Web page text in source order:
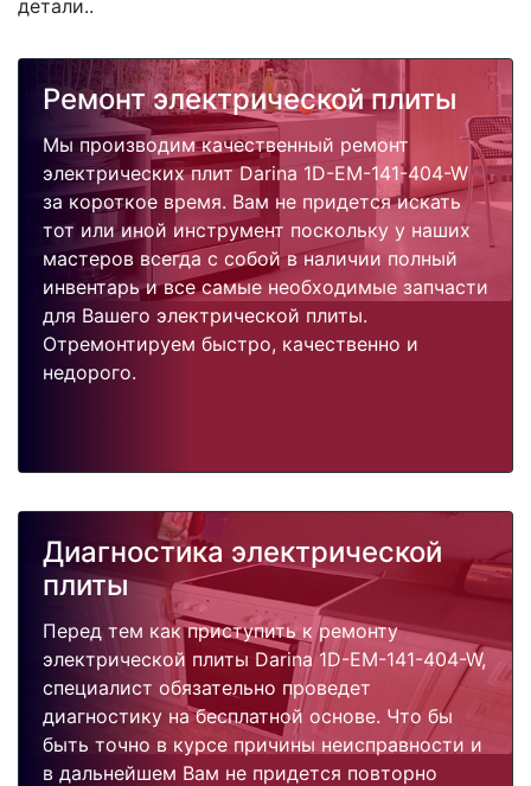
детали..
Ремонт электрической плиты
Мы производим качественный ремонт
электрических плит Darina 1D-EM-141-404-W
за короткое время. Вам не придется искать
тот или иной инструмент поскольку у наших
мастеров всегда с собой в наличии полный
инвентарь и все самые необходимые запчасти
для Вашего электрической плиты.
Отремонтируем быстро, качественно и
недорого.
Диагностика электрической
плиты
Перед тем как приступить к ремонту
электрической плиты Darina 1D-EM-141-404-W,
специалист обязательно проведет
диагностику на бесплатной основе. Что бы
быть точно в курсе причины неисправности и
в дальнейшем Вам не придется повторно